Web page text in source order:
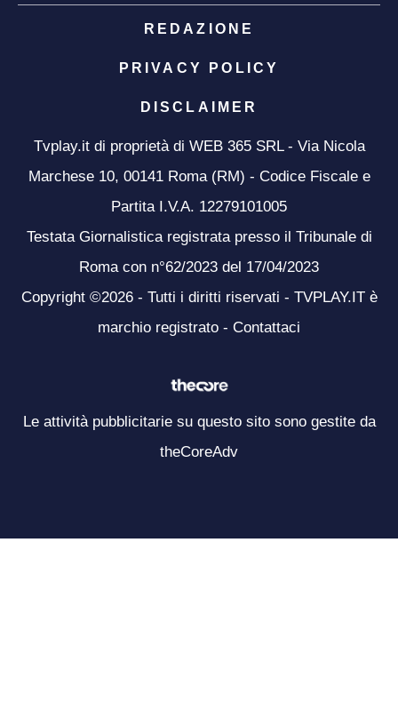
REDAZIONE
PRIVACY POLICY
DISCLAIMER
Tvplay.it di proprietà di WEB 365 SRL - Via Nicola
Marchese 10, 00141 Roma (RM) - Codice Fiscale e
Partita I.V.A. 12279101005
Testata Giornalistica registrata presso il Tribunale di
Roma con n°62/2023 del 17/04/2023
Copyright ©2026 - Tutti i diritti riservati - TVPLAY.IT è
marchio registrato - Contattaci
Le attività pubblicitarie su questo sito sono gestite da
theCoreAdv